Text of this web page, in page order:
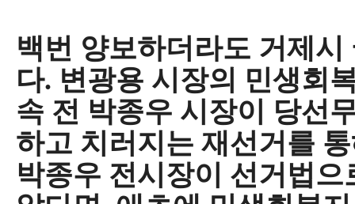
백번 양보하더라도 거제
다. 변광용 시장의 민생회
속 전 박종우 시장이 당선
하고 치러지는 재선거를
박종우 전시장이 선거법